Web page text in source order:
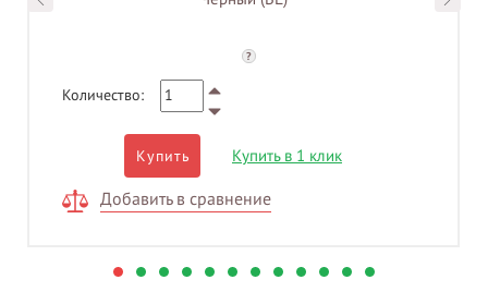
?
Количество:
Купить Купить в 1 клик
Добавить в сравнение